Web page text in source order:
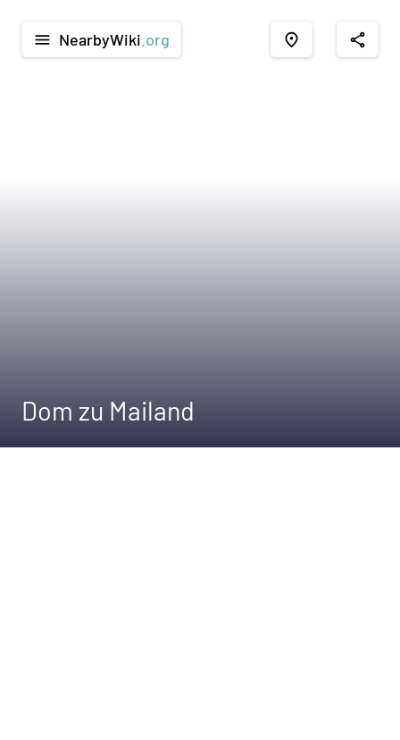
menu NearbyWiki .org place share
Dom zu Mailand